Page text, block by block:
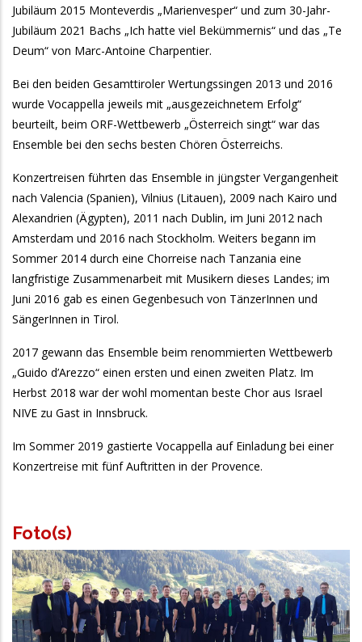
Jubiläum 2015 Monteverdis „Marienvesper“ und zum 30-Jahr-
Jubiläum 2021 Bachs „Ich hatte viel Bekümmernis“ und das „Te
Deum“ von Marc-Antoine Charpentier.
Bei den beiden Gesamttiroler Wertungssingen 2013 und 2016
wurde Vocappella jeweils mit „ausgezeichnetem Erfolg“
beurteilt, beim ORF-Wettbewerb „Österreich singt“ war das
Ensemble bei den sechs besten Chören Österreichs.
Konzertreisen führten das Ensemble in jüngster Vergangenheit
nach Valencia (Spanien), Vilnius (Litauen), 2009 nach Kairo und
Alexandrien (Ägypten), 2011 nach Dublin, im Juni 2012 nach
Amsterdam und 2016 nach Stockholm. Weiters begann im
Sommer 2014 durch eine Chorreise nach Tanzania eine
langfristige Zusammenarbeit mit Musikern dieses Landes; im
Juni 2016 gab es einen Gegenbesuch von TänzerInnen und
SängerInnen in Tirol.
2017 gewann das Ensemble beim renommierten Wettbewerb
„Guido d’Arezzo“ einen ersten und einen zweiten Platz. Im
Herbst 2018 war der wohl momentan beste Chor aus Israel
NIVE zu Gast in Innsbruck.
Im Sommer 2019 gastierte Vocappella auf Einladung bei einer
Konzertreise mit fünf Auftritten in der Provence.
Foto(s)
Chorbild